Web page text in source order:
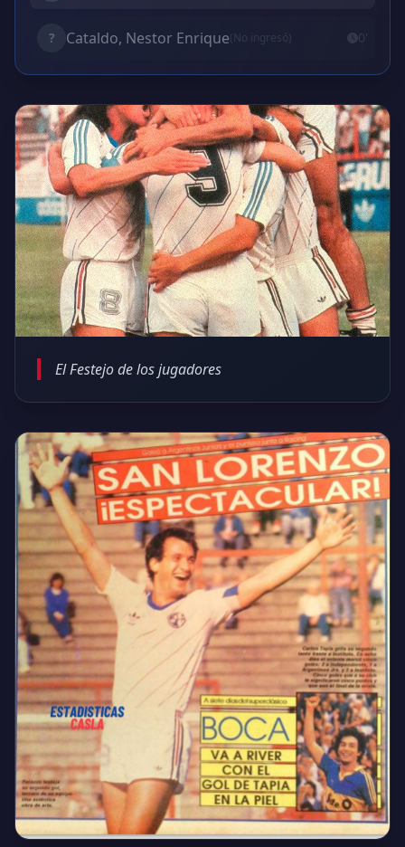
? Cataldo, Nestor Enrique(No ingresó) 0'
El Festejo de los jugadores